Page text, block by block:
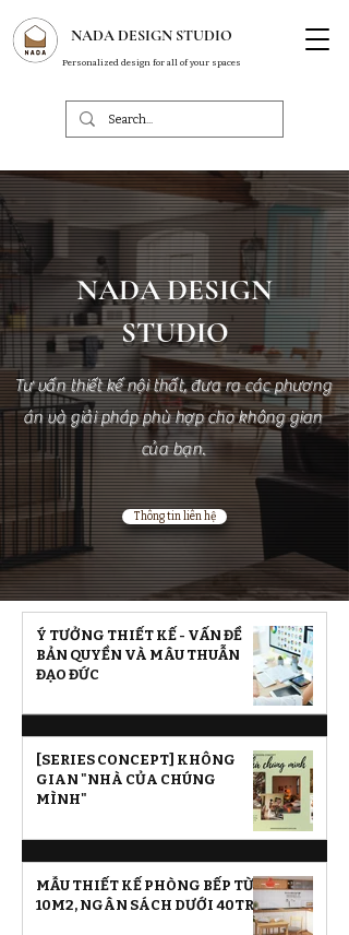
NADA DESIGN STUDIO
Personalized design for all of your spaces
NADA DESIGN
STUDIO
Tư vấn thiết kế nội thất, đưa ra các phương
án và giải pháp phù hợp cho không gian
của bạn.
Thông tin liên hệ
Ý TƯỞNG THIẾT KẾ - VẤN ĐỀ
BẢN QUYỀN VÀ MÂU THUẪN
ĐẠO ĐỨC
[SERIES CONCEPT] KHÔNG
GIAN "NHÀ CỦA CHÚNG
MÌNH"
MẪU THIẾT KẾ PHÒNG BẾP TỪ
10M2, NGÂN SÁCH DƯỚI 40TR